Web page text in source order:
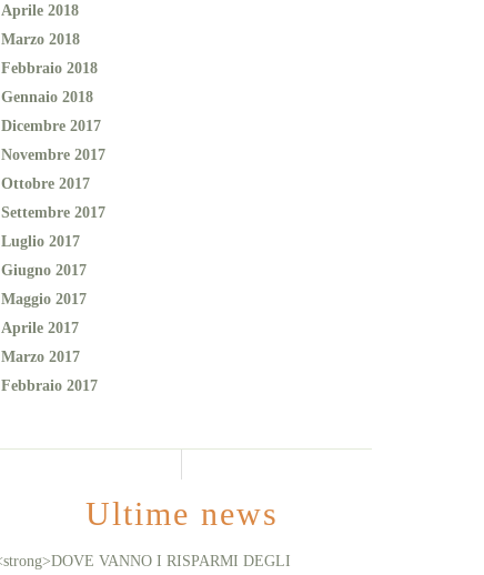
Aprile 2018
Marzo 2018
Febbraio 2018
Gennaio 2018
Dicembre 2017
Novembre 2017
Ottobre 2017
Settembre 2017
Luglio 2017
Giugno 2017
Maggio 2017
Aprile 2017
Marzo 2017
Febbraio 2017
Ultime news